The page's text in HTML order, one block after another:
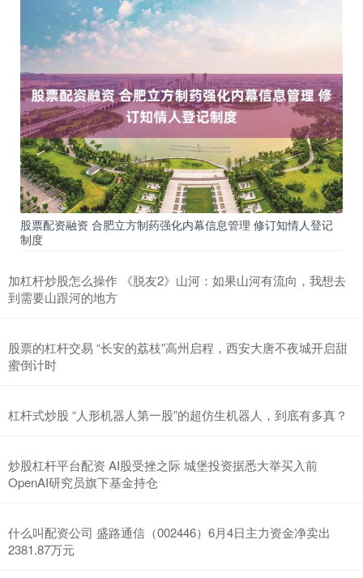
股票配资融资 合肥立方制药强化内幕信息管理 修订知情人登记
制度
加杠杆炒股怎么操作 《脱友2》山河：如果山河有流向，我想去
到需要山跟河的地方
股票的杠杆交易 “长安的荔枝”高州启程，西安大唐不夜城开启甜
蜜倒计时
杠杆式炒股 “人形机器人第一股”的超仿生机器人，到底有多真？
炒股杠杆平台配资 AI股受挫之际 城堡投资据悉大举买入前
OpenAI研究员旗下基金持仓
什么叫配资公司 盛路通信（002446）6月4日主力资金净卖出
2381.87万元